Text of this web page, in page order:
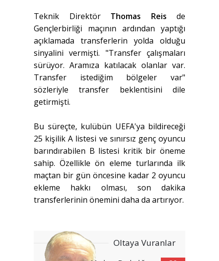
Teknik Direktör Thomas Reis de
Gençlerbirliği maçının ardından yaptığı
açıklamada transferlerin yolda olduğu
sinyalini vermişti. "Transfer çalışmaları
sürüyor. Aramıza katılacak olanlar var.
Transfer istediğim bölgeler var"
sözleriyle transfer beklentisini dile
getirmişti.
Bu süreçte, kulübün UEFA'ya bildireceği
25 kişilik A listesi ve sınırsız genç oyuncu
barındırabilen B listesi kritik bir öneme
sahip. Özellikle ön eleme turlarında ilk
maçtan bir gün öncesine kadar 2 oyuncu
ekleme hakkı olması, son dakika
transferlerinin önemini daha da artırıyor.
Oltaya Vuranlar